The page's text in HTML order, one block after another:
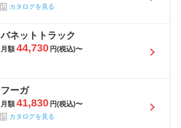
カタログを見る
バネットトラック
月額 44,730 円(税込)〜
フーガ
月額 41,830 円(税込)〜
カタログを見る